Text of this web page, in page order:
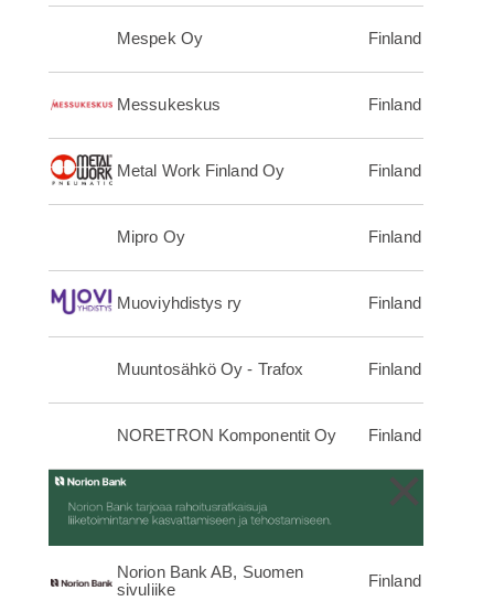
Mespek Oy Finland
Messukeskus Finland
Metal Work Finland Oy Finland
Mipro Oy Finland
Muoviyhdistys ry Finland
Muuntosähkö Oy - Trafox Finland
NORETRON Komponentit Oy Finland
×
Norion Bank AB, Suomen
sivuliike
Finland